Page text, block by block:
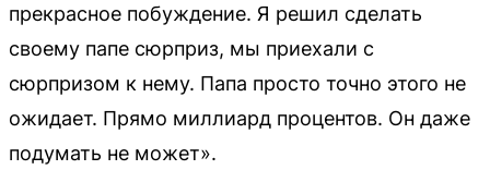
прекрасное побуждение. Я решил сделать
своему папе сюрприз, мы приехали с
сюрпризом к нему. Папа просто точно этого не
ожидает. Прямо миллиард процентов. Он даже
подумать не может».